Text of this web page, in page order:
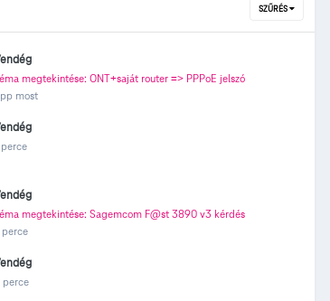
SZŰRÉS
megtekintése: ONT+saját router => PPPoE jelszó
most
megtekintése: Sagemcom F@st 3890 v3 kérdés
perce
perce